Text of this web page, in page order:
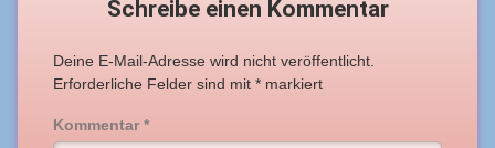
Schreibe einen Kommentar
Deine E-Mail-Adresse wird nicht veröffentlicht.
Erforderliche Felder sind mit * markiert
Kommentar *